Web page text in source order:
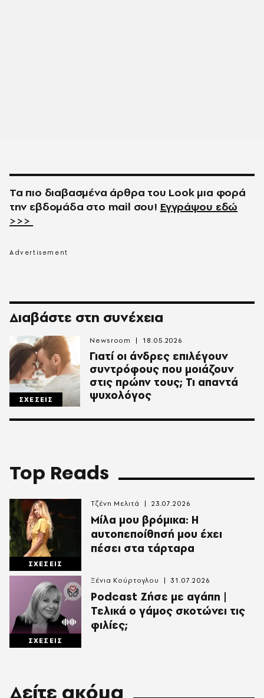
Τα πιο διαβασμένα άρθρα του Look μια φορά
την εβδομάδα στο mail σου! Εγγράψου εδώ
>>>
Διαβάστε στη συνέχεια
ΣΧΕΣΕΙΣ
Γιατί οι άνδρες επιλέγουν
συντρόφους που μοιάζουν
στις πρώην τους; Τι απαντά
ψυχολόγος
Newsroom 18.05.2026
Top Reads
ΣΧΕΣΕΙΣ
Μίλα μου βρόμικα: Η
αυτοπεποίθησή μου έχει
πέσει στα τάρταρα
Τζένη Μελιτά 23.07.2026
ΣΧΕΣΕΙΣ
Podcast Ζήσε με αγάπη |
Τελικά ο γάμος σκοτώνει τις
φιλίες;
Ξένια Κούρτογλου 31.07.2026
Δείτε ακόμα